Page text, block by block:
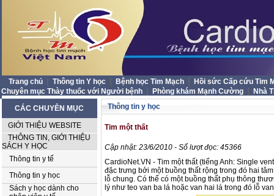
Trang chủ Thông tin Y học Bệnh học Tim Mạch
Hồi sức Cấp cứu Tim
Chuyên mục Thày thuốc với Người bệnh
Phòng khám Mạnh Cường
Nhà
CÁC CHUYÊN MỤC
GIỚI THIỆU WEBSITE
THÔNG TIN, GIỚI THIỆU
SÁCH Y HỌC
Thông tin y tế
Thông tin y học
Sách y học dành cho
Thông tin y học
Tim một thất
Cập nhật: 23/6/2010 - Số lượt đọc: 45366
CardioNet.VN - Tim một thất (tiếng Anh: Single
đặc trưng bởi một buồng thất rộng trong đó hai
lỗ chung. Có thể có một buồng thất phụ thông
lý như teo van ba lá hoặc van hai lá trong đó lỗ